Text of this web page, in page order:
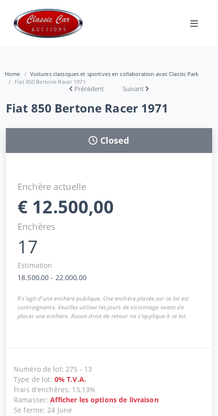
Home
Voitures classiques et sportives en collaboration avec Classic Park
Fiat 850 Bertone Racer 1971
Précédent Suivant
Fiat 850 Bertone Racer 1971
Closed
Enchère actuelle
€ 12.500,00
Enchères
17
Estimation
18.500,00 - 22.000,00
Il s'agit d'une enchère publique. Une enchère placée sur ce lot est
contraignante. Veuillez utiliser les jours de visionnage avant de
placer une enchère. Aucun droit de retour ne s'applique à ce lot.
Numéro de lot:275 - 13
Type de lot: 0% T.V.A.
Frais d'enchères: 15,13%
Ramasser:Afficher les options de livraison
Se ferme:24 June